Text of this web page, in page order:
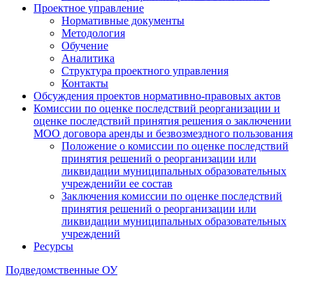
Проектное управление
Нормативные документы
Методология
Обучение
Аналитика
Структура проектного управления
Контакты
Обсуждения проектов нормативно-правовых актов
Комиссии по оценке последствий реорганизации и
оценке последствий принятия решения о заключении
МОО договора аренды и безвозмездного пользования
Положение о комиссии по оценке последствий
принятия решений о реорганизации или
ликвидации муниципальных образовательных
учрежденийи ее состав
Заключения комиссии по оценке последствий
принятия решений о реорганизации или
ликвидации муниципальных образовательных
учреждений
Ресурсы
Подведомственные ОУ